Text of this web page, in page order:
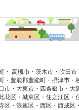
・ 高槻市・茨木市・吹田市
・豊能郡豊能町・摂津市・
市・大東市・四条畷市・大
花区・城東区・住之江区・
区・浪速区・西区・西成区